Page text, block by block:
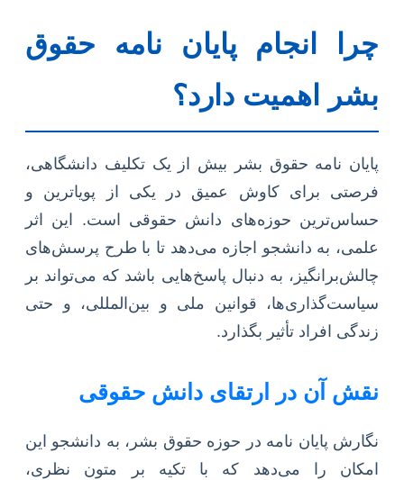
چرا انجام پایان نامه حقوق
بشر اهمیت دارد؟
پایان نامه حقوق بشر بیش از یک تکلیف دانشگاهی،
فرصتی برای کاوش عمیق در یکی از پویاترین و
حساس‌ترین حوزه‌های دانش حقوقی است. این اثر
علمی، به دانشجو اجازه می‌دهد تا با طرح پرسش‌های
چالش‌برانگیز، به دنبال پاسخ‌هایی باشد که می‌تواند بر
سیاست‌گذاری‌ها، قوانین ملی و بین‌المللی، و حتی
زندگی افراد تأثیر بگذارد.
نقش آن در ارتقای دانش حقوقی
نگارش پایان نامه در حوزه حقوق بشر، به دانشجو این
امکان را می‌دهد که با تکیه بر متون نظری،